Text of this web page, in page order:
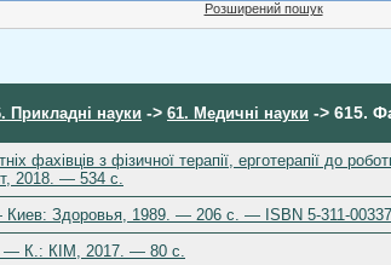
Розширений пошук
Прикладні науки -> 61. Медичні науки -> 615.
фахівців з фізичної терапії, ерготерапії до
2018. — 534 с.
Здоровья, 1989. — 206 с. — ISBN 5-311-
— К.: КІМ, 2017. — 80 с.